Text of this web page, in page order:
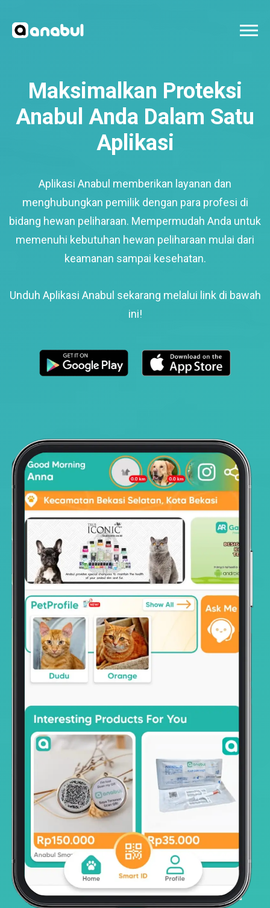
Maksimalkan Proteksi
Anabul Anda Dalam Satu
Aplikasi
Aplikasi Anabul memberikan layanan dan
menghubungkan pemilik dengan para profesi di
bidang hewan peliharaan. Mempermudah Anda untuk
memenuhi kebutuhan hewan peliharaan mulai dari
keamanan sampai kesehatan.
Unduh Aplikasi Anabul sekarang melalui link di bawah
ini!